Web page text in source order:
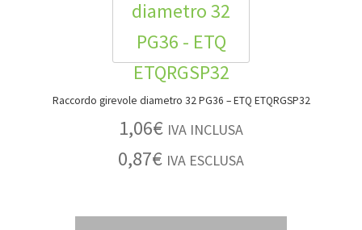
Raccordo girevole diametro 32 PG36 – ETQ ETQRGSP32
1,06€ IVA INCLUSA
0,87€ IVA ESCLUSA